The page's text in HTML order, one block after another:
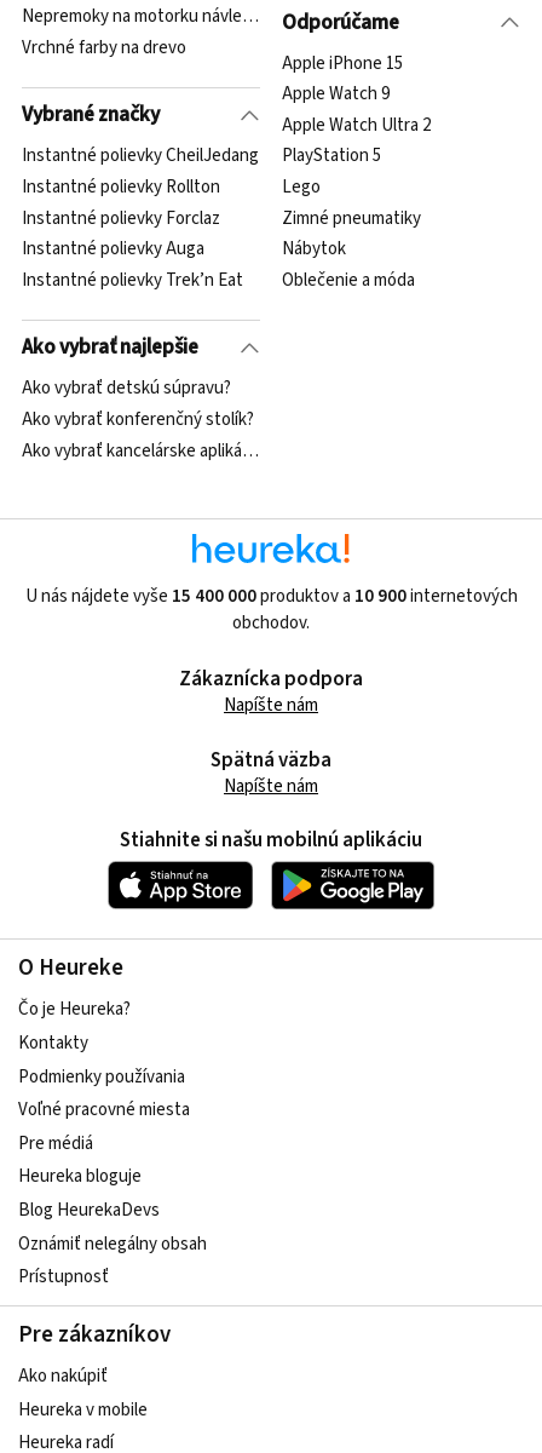
Nepremoky na motorku návleky na rukavice
Vrchné farby na drevo
Vybrané značky
Instantné polievky CheilJedang
Instantné polievky Rollton
Instantné polievky Forclaz
Instantné polievky Auga
Instantné polievky Trek’n Eat
Ako vybrať najlepšie
Ako vybrať detskú súpravu?
Ako vybrať konferenčný stolík?
Ako vybrať kancelárske aplikácie?
Odporúčame
Apple iPhone 15
Apple Watch 9
Apple Watch Ultra 2
PlayStation 5
Lego
Zimné pneumatiky
Nábytok
Oblečenie a móda
U nás nájdete vyše 15 400 000produktov a 10 900internetových
obchodov.
O Heureke
Čo je Heureka?
Kontakty
Podmienky používania
Voľné pracovné miesta
Pre médiá
Heureka bloguje
Blog HeurekaDevs
Oznámiť nelegálny obsah
Prístupnosť
Pre zákazníkov
Ako nakúpiť
Heureka v mobile
Heureka radí
Zákaznícka podpora
Napíšte nám
Spätná väzba
Napíšte nám
Stiahnite si našu mobilnú aplikáciu